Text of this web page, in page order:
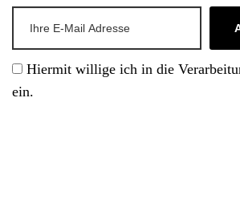
Hiermit willige ich in die
ein.